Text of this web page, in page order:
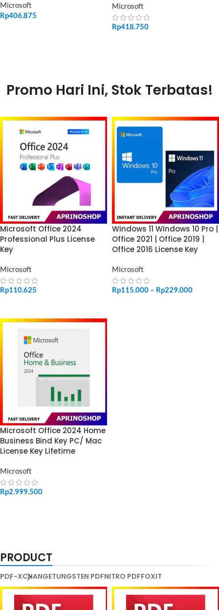
Microsoft
Rp406.875
Microsoft
Rp418.750
Promo Hari Ini, Stok Terbatas!
Microsoft Office 2024
Professional Plus License
Key
Microsoft
Rp110.625
Windows 11 Windows 10 Pro |
Office 2021 | Office 2019 |
Office 2016 License Key
Microsoft
Rp115.000 – Rp229.000
Microsoft Office 2024 Home
Business Bind Key PC/ Mac
License Key Lifetime
Microsoft
Rp2.999.500
PRODUCT
PDF-XCHANGETUNGSTEN PDFNITRO PDFFOXIT